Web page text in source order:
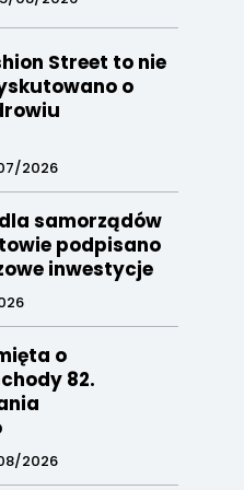
Street to nie
o
2026
samorządów
podpisano
inwestycje
o
82.
2026